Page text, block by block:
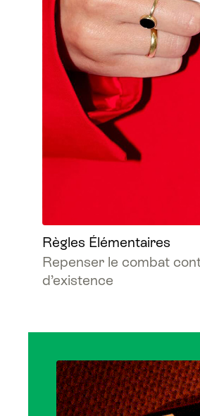
Règles Élémentaires
Repenser le combat
d’existence